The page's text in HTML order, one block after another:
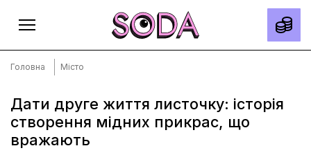
Головна
Тексти
Головна Місто
Дати друге життя листочку: історія
створення мідних прикрас, що
вражають